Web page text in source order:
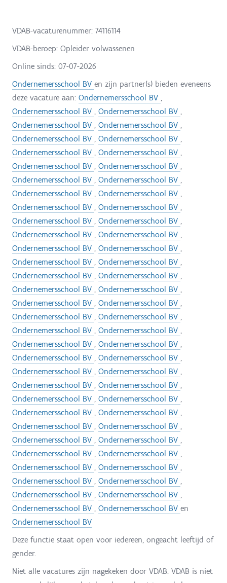
VDAB-vacaturenummer: 74116114
VDAB-beroep: Opleider volwassenen
Online sinds: 07-07-2026
Ondernemersschool BV en zijn partner(s) bieden eveneens
deze vacature aan: Ondernemersschool BV ,
Ondernemersschool BV , Ondernemersschool BV ,
Ondernemersschool BV , Ondernemersschool BV ,
Ondernemersschool BV , Ondernemersschool BV ,
Ondernemersschool BV , Ondernemersschool BV ,
Ondernemersschool BV , Ondernemersschool BV ,
Ondernemersschool BV , Ondernemersschool BV ,
Ondernemersschool BV , Ondernemersschool BV ,
Ondernemersschool BV , Ondernemersschool BV ,
Ondernemersschool BV , Ondernemersschool BV ,
Ondernemersschool BV , Ondernemersschool BV ,
Ondernemersschool BV , Ondernemersschool BV ,
Ondernemersschool BV , Ondernemersschool BV ,
Ondernemersschool BV , Ondernemersschool BV ,
Ondernemersschool BV , Ondernemersschool BV ,
Ondernemersschool BV , Ondernemersschool BV ,
Ondernemersschool BV , Ondernemersschool BV ,
Ondernemersschool BV , Ondernemersschool BV ,
Ondernemersschool BV , Ondernemersschool BV ,
Ondernemersschool BV , Ondernemersschool BV ,
Ondernemersschool BV , Ondernemersschool BV ,
Ondernemersschool BV , Ondernemersschool BV ,
Ondernemersschool BV , Ondernemersschool BV ,
Ondernemersschool BV , Ondernemersschool BV ,
Ondernemersschool BV , Ondernemersschool BV ,
Ondernemersschool BV , Ondernemersschool BV ,
Ondernemersschool BV , Ondernemersschool BV ,
Ondernemersschool BV , Ondernemersschool BV ,
Ondernemersschool BV , Ondernemersschool BV ,
Ondernemersschool BV , Ondernemersschool BV ,
Ondernemersschool BV , Ondernemersschool BV en
Ondernemersschool BV
Deze functie staat open voor iedereen, ongeacht leeftijd of
gender.
Niet alle vacatures zijn nagekeken door VDAB. VDAB is niet